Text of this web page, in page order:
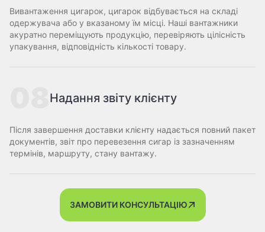
Вивантаження цигарок, цигарок відбувається на складі
одержувача або у вказаному їм місці. Наші вантажники
акуратно переміщують продукцію, перевіряють цілісність
упакування, відповідність кількості товару.
Надання звіту клієнту
Після завершення доставки клієнту надається повний пакет
документів, звіт про перевезення сигар із зазначенням
термінів, маршруту, стану вантажу.
ЗАМОВИТИ КОНСУЛЬТАЦІЮ